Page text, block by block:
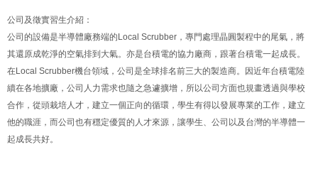
公司及徵實習生介紹：
公司的設備是半導體廠務端的Local Scrubber，專門處理晶圓製程中的尾氣，將
其還原成乾淨的空氣排到大氣。亦是台積電的協力廠商，跟著台積電一起成長。
在Local Scrubber機台領域，公司是全球排名前三大的製造商。因近年台積電陸
續在各地擴廠，公司人力需求也隨之急遽擴增，所以公司方面也規畫透過與學校
合作，從頭栽培人才，建立一個正向的循環，學生有得以發展專業的工作，建立
他的職涯，而公司也有穩定優質的人才來源，讓學生、公司以及台灣的半導體一
起成長共好。